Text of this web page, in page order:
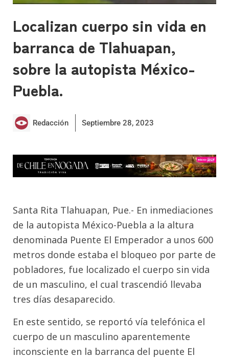
Localizan cuerpo sin vida en
barranca de Tlahuapan,
sobre la autopista México-
Puebla.
Redacción Septiembre 28, 2023
Santa Rita Tlahuapan, Pue.- En inmediaciones
de la autopista México-Puebla a la altura
denominada Puente El Emperador a unos 600
metros donde estaba el bloqueo por parte de
pobladores, fue localizado el cuerpo sin vida
de un masculino, el cual trascendió llevaba
tres días desaparecido.
En este sentido, se reportó vía telefónica el
cuerpo de un masculino aparentemente
inconsciente en la barranca del puente El